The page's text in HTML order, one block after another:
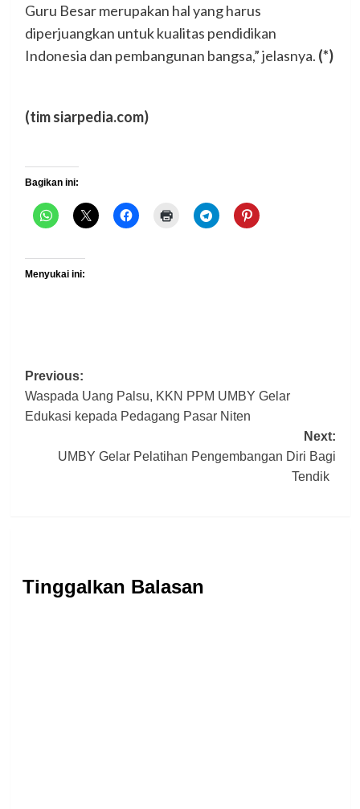
Guru Besar merupakan hal yang harus
diperjuangkan untuk kualitas pendidikan
Indonesia dan pembangunan bangsa,” jelasnya. (*)
(tim siarpedia.com)
Bagikan ini:
Menyukai ini:
Post
navigation
Previous:
Waspada Uang Palsu, KKN PPM UMBY Gelar
Edukasi kepada Pedagang Pasar Niten
Next:
UMBY Gelar Pelatihan Pengembangan Diri Bagi
Tendik
Tinggalkan Balasan